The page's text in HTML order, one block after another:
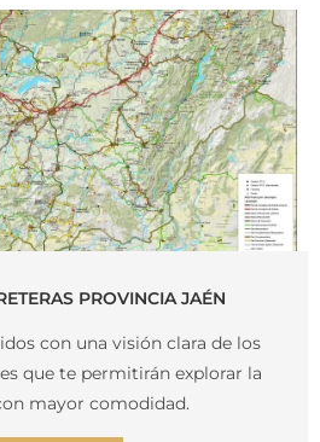
PROVINCIA JAÉN
con una visión clara de los
que te permitirán explorar la
mayor comodidad.